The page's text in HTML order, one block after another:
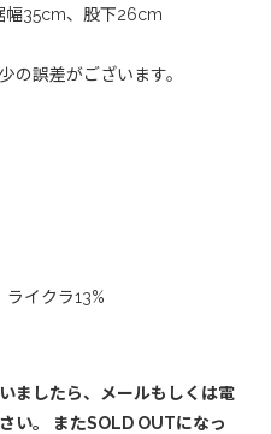
幅35cm、股下26cm
の誤差がございます。
イクラ13%
ましたら、メールもしくは電
い。 またSOLD OUTになっ